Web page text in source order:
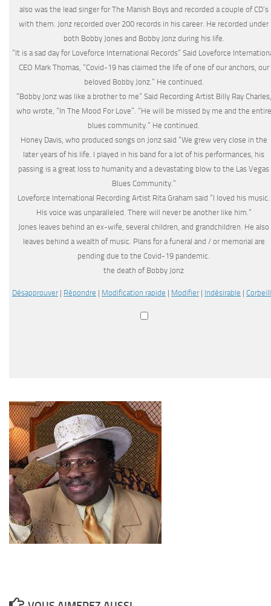
also was the lead singer for The Manish Boys and recorded a couple of CD’s
with them. Jonz recorded over 200 records in his career. He recorded under
both Bobby Jones and Bobby Jonz during his life.
“It is a sad day for Loveforce International Records” Said Loveforce
CEO Mark Thomas, “Covid-19 has claimed the life of one of our anchors, our
beloved Bobby Jonz.” He continued.
“Bobby Jonz was like a brother to me” Said Recording Artist Billy Ray Charles,
who wrote, “In The Mood For Love”. “He will be missed by me and the entire
blues community.” He continued.
Honey Davis, who produced songs on Jonz said “We grew very close in the
later years of his life. I played in his band for a lot of his performances, his
passing is a great loss to humanity and a devastating blow to the Las Vegas
Blues Community.”
Loveforce International Recording Artist Rita Graham said “I loved his music.
His voice was unparalleled. There will never be another like him.”
Jones leaves behind an ex-wife, several children, and grandchildren. He also
leaves behind a wealth of music. Plans for a funeral and / or memorial are
pending due to the Covid-19 pandemic.
the death of Bobby Jonz
Désapprouver| Répondre | Modification rapide | Modifier| Indésirable |
Sélectionnez